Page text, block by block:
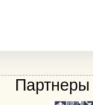
Партнеры